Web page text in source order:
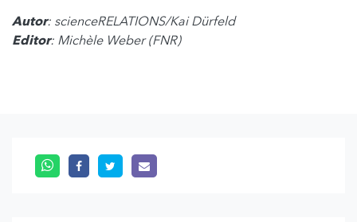
Autor: scienceRELATIONS/Kai Dürfeld
Editor: Michèle Weber (FNR)